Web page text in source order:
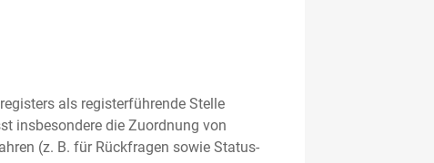
als registerführende Stelle
insbesondere die Zuordnung von
(z. B. für Rückfragen sowie Status-